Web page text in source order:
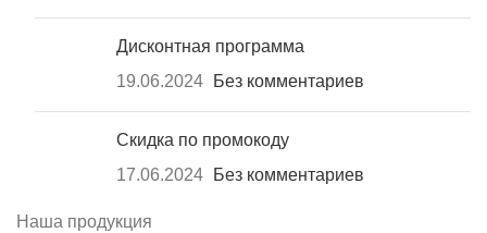
Дисконтная программа
19.06.2024
Без комментариев
Скидка по промокоду
17.06.2024
Без комментариев
Наша продукция